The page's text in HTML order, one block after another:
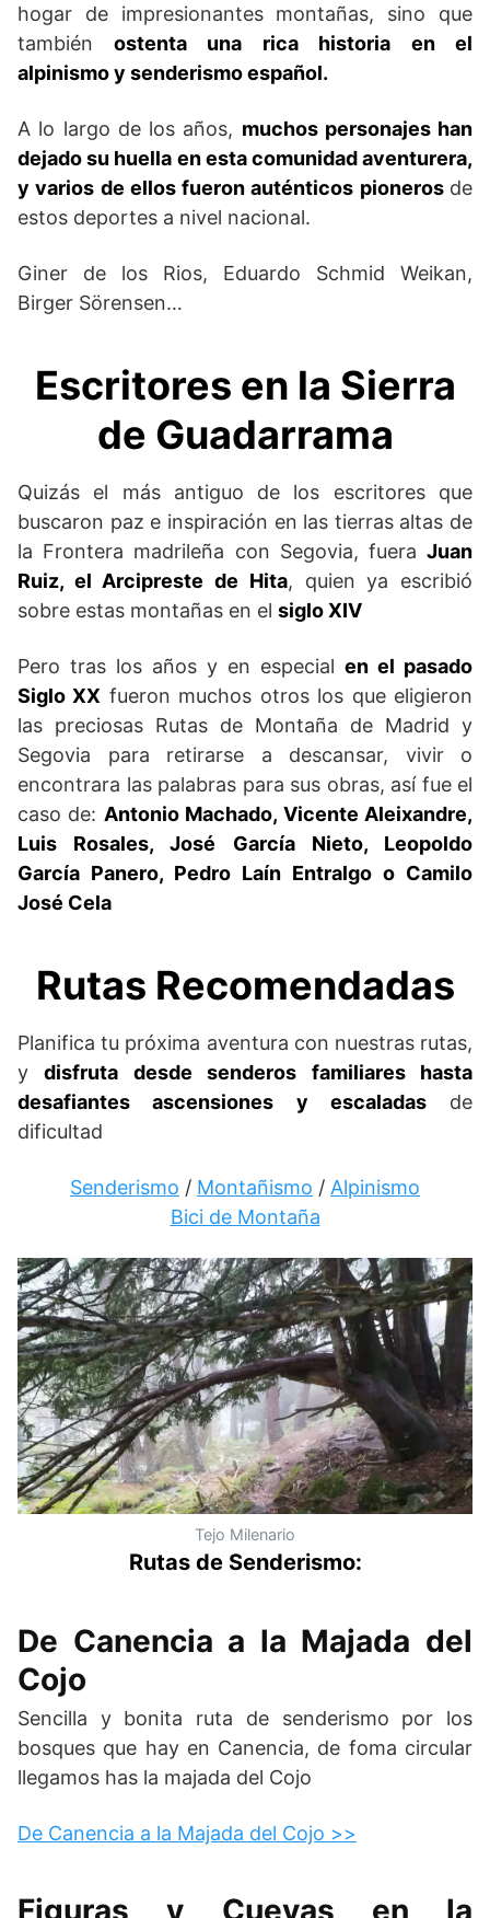
hogar de impresionantes montañas, sino que
también ostenta una rica historia en el
alpinismo y senderismo español.
A lo largo de los años, muchos personajes han
dejado su huella en esta comunidad aventurera,
y varios de ellos fueron auténticos pioneros de
estos deportes a nivel nacional.
Giner de los Rios, Eduardo Schmid Weikan,
Birger Sörensen…
Escritores en la Sierra
de Guadarrama
Quizás el más antiguo de los escritores que
buscaron paz e inspiración en las tierras altas de
la Frontera madrileña con Segovia, fuera Juan
Ruiz, el Arcipreste de Hita, quien ya escribió
sobre estas montañas en el siglo XIV
Pero tras los años y en especial en el pasado
Siglo XX fueron muchos otros los que eligieron
las preciosas Rutas de Montaña de Madrid y
Segovia para retirarse a descansar, vivir o
encontrara las palabras para sus obras, así fue el
caso de: Antonio Machado, Vicente Aleixandre,
Luis Rosales, José García Nieto, Leopoldo
García Panero, Pedro Laín Entralgo o Camilo
José Cela
Rutas Recomendadas
Planifica tu próxima aventura con nuestras rutas,
ydisfruta desde senderos familiares hasta
desafiantes ascensiones y escaladasde
dificultad
Senderismo / Montañismo / Alpinismo
Bici de Montaña
Tejo Milenario
Rutas de Senderismo:
De Canencia a la Majada del
Cojo
Sencilla y bonita ruta de senderismo por los
bosques que hay en Canencia, de foma circular
llegamos has la majada del Cojo
De Canencia a la Majada del Cojo >>
Figuras y Cuevas en la